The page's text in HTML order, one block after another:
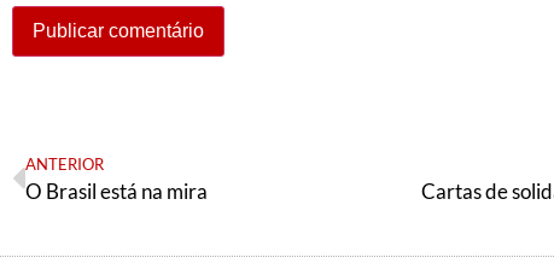
ANTERIOR
O Brasil está na mira